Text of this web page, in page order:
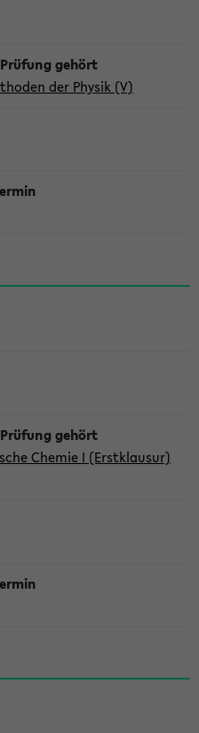
der Physik (V)
Chemie I (Erstklausur)